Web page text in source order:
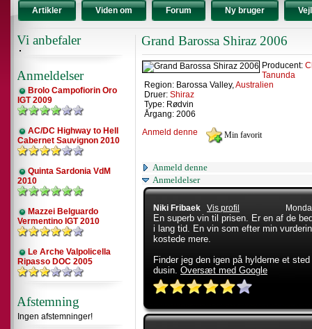
Artikler Viden om Forum Ny bruger
Vi anbefaler
Anmeldelser
Brolo Campofiorin Oro
IGT 2009
AC/DC Highway to Hell
Cabernet Sauvignon 2010
Quinta Sardonia VdM
2010
Mazzei Belguardo
Vermentino IGT 2010
Le Arche Valpolicella
Ripasso DOC 2005
Afstemning
Ingen afstemninger!
Grand Barossa Shiraz 2006
Producent:
Tanunda
Region: Barossa Valley,Australien
Druer: Shiraz
Type: Rødvin
Årgang: 2006
Anmeld denne
Anmeld denne
Anmeldelser
Niki Fribaek Vis profil
En superb vin til prisen. Er en af de
i lang tid. En vin som efter min
kostede mere.
Finder jeg den igen på hylderne et
dusin. Oversæt med Google